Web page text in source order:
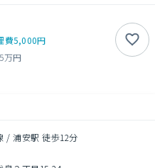
費5,000円
万円
/ 浦安駅 徒歩12分